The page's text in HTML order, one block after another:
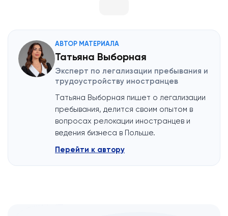
АВТОР МАТЕРИАЛА
Татьяна Выборная
Эксперт по легализации пребывания и
трудоустройству иностранцев
Татьяна Выборная пишет о легализации
пребывания, делится своим опытом в
вопросах релокации иностранцев и
ведения бизнеса в Польше.
Перейти к автору